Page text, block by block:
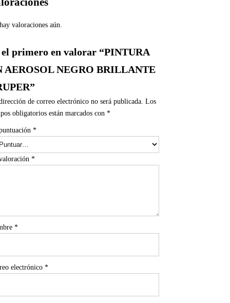
valoraciones aún.
el primero en valorar “PINTURA
AEROSOL NEGRO BRILLANTE
de correo electrónico no será publicada. Los
obligatorios están marcados con *
*
*
*
electrónico *